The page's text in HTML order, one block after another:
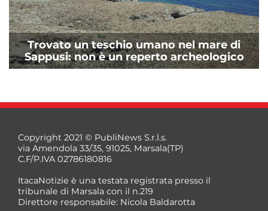
Trovato un teschio umano nel mare di
Sappusi: non è un reperto archeologico
Copyright 2021 © PubliNews S.r.l.s.
via Amendola 33/35, 91025, Marsala(TP)
C.F/P.IVA 02786180816
ItacaNotizie è una testata registrata presso il
tribunale di Marsala con il n.219
Direttore responsabile: Nicola Baldarotta